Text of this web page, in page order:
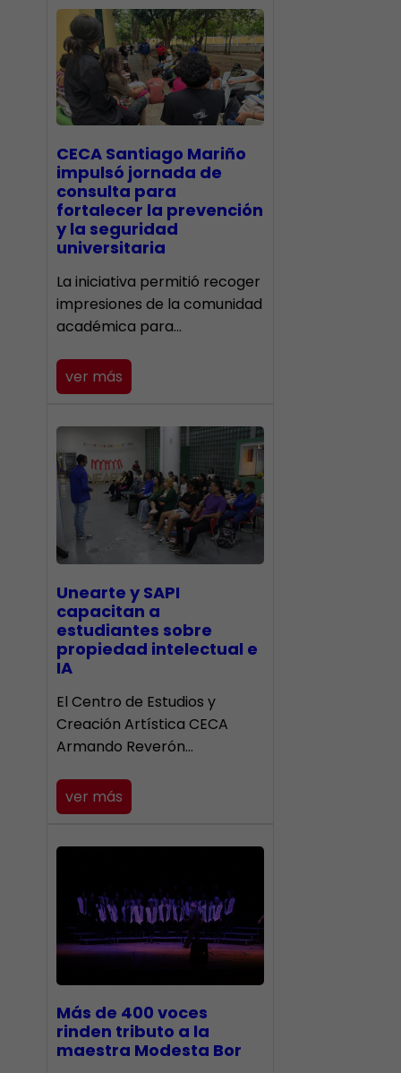
CECA Santiago Mariño
impulsó jornada de
consulta para
fortalecer la prevención
y la seguridad
universitaria
La iniciativa permitió recoger
impresiones de la comunidad
académica para…
ver más
Unearte y SAPI
capacitan a
estudiantes sobre
propiedad intelectual e
IA
El Centro de Estudios y
Creación Artística CECA
Armando Reverón…
ver más
Más de 400 voces
rinden tributo a la
maestra Modesta Bor